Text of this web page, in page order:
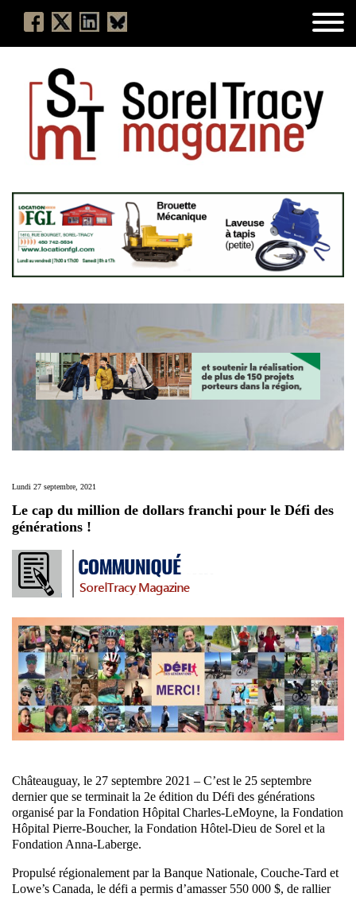
Lundi 27 septembre, 2021
Le cap du million de dollars franchi pour le Défi des
générations !
Châteauguay, le 27 septembre 2021 – C’est le 25 septembre
dernier que se terminait la 2e édition du Défi des générations
organisé par la Fondation Hôpital Charles-LeMoyne, la Fondation
Hôpital Pierre-Boucher, la Fondation Hôtel-Dieu de Sorel et la
Fondation Anna-Laberge.
Propulsé régionalement par la Banque Nationale, Couche-Tard et
Lowe’s Canada, le défi a permis d’amasser 550 000 $, de rallier